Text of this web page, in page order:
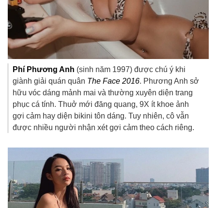
Phí Phương Anh (sinh năm 1997) được chú ý khi
giành giải quán quân The Face 2016. Phương Anh sở
hữu vóc dáng mảnh mai và thường xuyên diện trang
phục cá tính. Thuở mới đăng quang, 9X ít khoe ảnh
gợi cảm hay diện bikini tôn dáng. Tuy nhiên, cô vẫn
được nhiều người nhận xét gợi cảm theo cách riêng.